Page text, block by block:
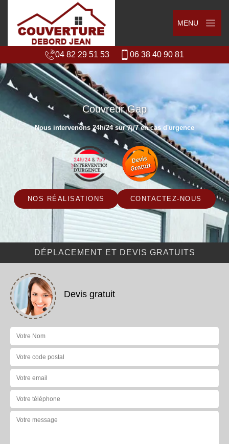
MENU
04 82 29 51 53 06 38 40 90 81
Couvreur Gap
Nous intervenons 24h/24 sur 7j/7 en cas d'urgence
NOS RÉALISATIONS CONTACTEZ-NOUS
DÉPLACEMENT ET DEVIS GRATUITS
Devis gratuit